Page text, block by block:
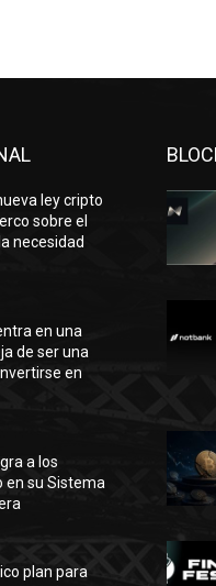
ley cripto
sobre el
necesidad
en una
de ser una
en
a los
en su Sistema
plan para